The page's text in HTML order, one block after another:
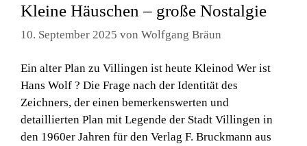
Kleine Häuschen – große Nostalgie
10. September 2025 von Wolfgang Bräun
Ein alter Plan zu Villingen ist heute Kleinod Wer ist
Hans Wolf ? Die Frage nach der Identität des
Zeichners, der einen bemerkenswerten und
detaillierten Plan mit Legende der Stadt Villingen in
den 1960er Jahren für den Verlag F. Bruckmann aus